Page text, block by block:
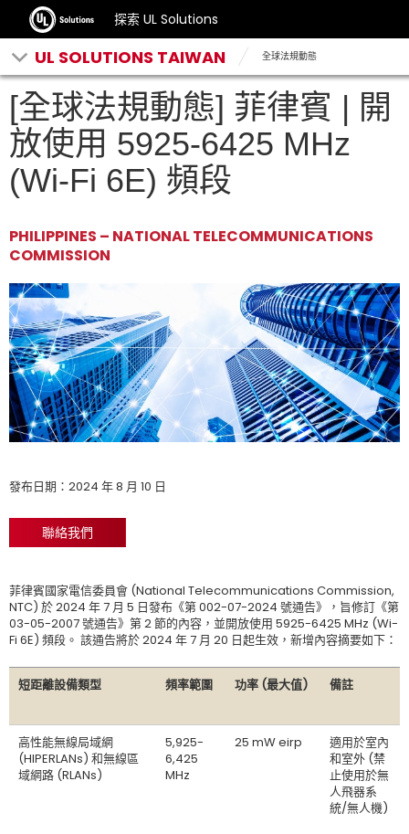
探索 UL Solutions
UL SOLUTIONS TAIWAN 全球法規動態
[全球法規動態] 菲律賓 | 開
放使用 5925-6425 MHz
(Wi-Fi 6E) 頻段
PHILIPPINES – NATIONAL TELECOMMUNICATIONS
COMMISSION
發布日期：2024 年 8 月 10 日
聯絡我們
菲律賓國家電信委員會 (National Telecommunications Commission,
NTC) 於 2024 年 7 月 5 日發布《第 002-07-2024 號通告》，旨修訂《第
03-05-2007 號通告》第 2 節的內容，並開放使用 5925-6425 MHz (Wi-
Fi 6E) 頻段。 該通告將於 2024 年 7 月 20 日起生效，新增內容摘要如下：
短距離設備類型 頻率範圍 功率 (最大值) 備註
高性能無線局域網
(HIPERLANs) 和無線區
域網路 (RLANs)
5,925-
6,425
MHz
25 mW eirp
適用於室內
和室外 (禁
止使用於無
人飛器系
統/無人機)